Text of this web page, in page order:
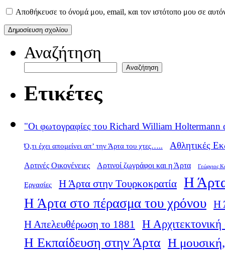
Αποθήκευσε το όνομά μου, email, και τον ιστότοπο μου σε
Αναζήτηση
Αναζήτηση
Ετικέτες
"Οι φωτογραφίες του Richard William Holtermann
Ό,τι έχει απομείνει απ’ την Άρτα του χτες….. Αθλητικές
Αρτινές Οικογένειες Αρτινοί ζωγράφοι και η Άρτα Γεώργιος
Εργασίες Η Άρτα στην Τουρκοκρατία Η
Η Άρτα στο πέρασμα του χρόνου Η
Η Απελευθέρωση το 1881
Η
Η Εκπαίδευση στην Άρτα Η μουσική,